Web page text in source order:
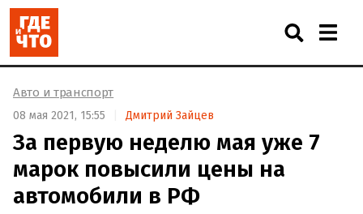
Авто и транспорт
08 мая 2021, 15:55 Дмитрий Зайцев
За первую неделю мая уже 7
марок повысили цены на
автомобили в РФ